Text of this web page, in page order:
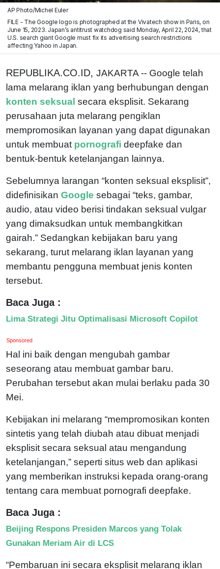
AP Photo/Michel Euler
FILE - The Google logo is photographed at the Vivatech show in Paris, on
June 15, 2023. Japan’s antitrust watchdog said Monday, April 22, 2024, that
U.S. search giant Google must fix its advertising search restrictions
affecting Yahoo in Japan.
REPUBLIKA.CO.ID, JAKARTA -- Google telah
lama melarang iklan yang berhubungan dengan
konten seksual secara eksplisit. Sekarang
perusahaan juta melarang pengiklan
mempromosikan layanan yang dapat digunakan
untuk membuat pornografi deepfake dan
bentuk-bentuk ketelanjangan lainnya.
Sebelumnya larangan “konten seksual eksplisit”,
didefinisikan Google sebagai “teks, gambar,
audio, atau video berisi tindakan seksual vulgar
yang dimaksudkan untuk membangkitkan
gairah.” Sedangkan kebijakan baru yang
sekarang, turut melarang iklan layanan yang
membantu pengguna membuat jenis konten
tersebut.
Baca Juga :
Lima Strategi Jitu Optimalisasi Microsoft Copilot
Sponsored
Hal ini baik dengan mengubah gambar
seseorang atau membuat gambar baru.
Perubahan tersebut akan mulai berlaku pada 30
Mei.
Kebijakan ini melarang “mempromosikan konten
sintetis yang telah diubah atau dibuat menjadi
eksplisit secara seksual atau mengandung
ketelanjangan,” seperti situs web dan aplikasi
yang memberikan instruksi kepada orang-orang
tentang cara membuat pornografi deepfake.
Baca Juga :
Beijing Respons Presiden Marcos yang Tolak
Gunakan Meriam Air di LCS
“Pembaruan ini secara eksplisit melarang iklan